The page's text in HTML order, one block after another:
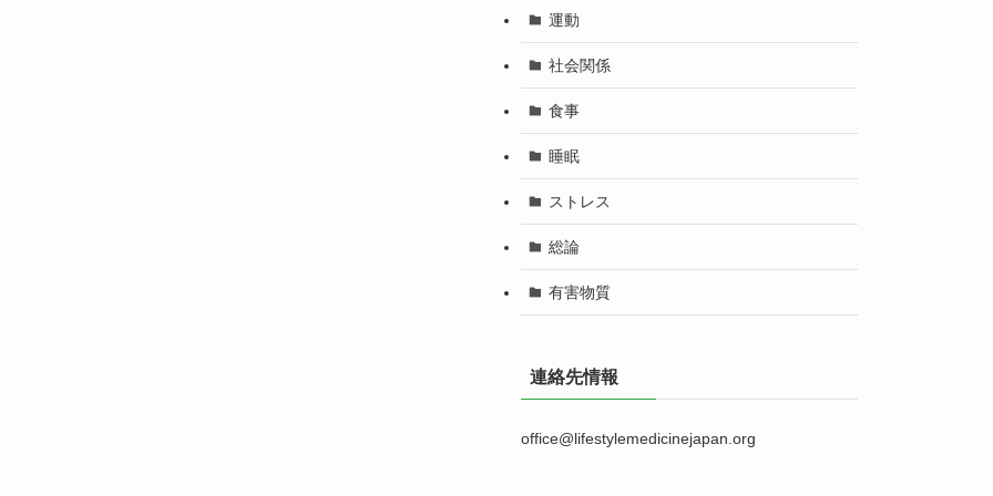
運動
社会関係
食事
睡眠
ストレス
総論
有害物質
連絡先情報
office@lifestylemedicinejapan.org